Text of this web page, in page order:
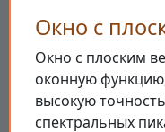
Окно с
Окно с плоским
оконную
высокую
спектральных